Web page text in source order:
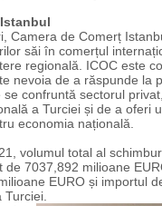
Camera de Comerț
săi în comerțul
regională. ICOC este
nevoia de a răspunde la
confruntă sectorul
a Turciei și de a oferi
economia națională.
volumul total al
7037,892 milioane
EURO și importul